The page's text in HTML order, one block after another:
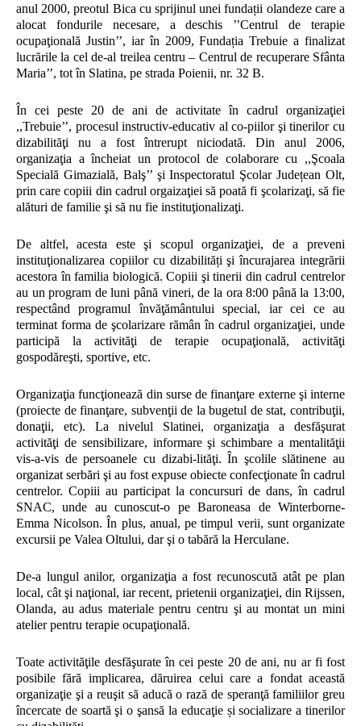
anul 2000, preotul Bica cu sprijinul unei fundații olandeze care a
alocat fondurile necesare, a deschis ’’Centrul de terapie
ocupaţională Justin’’, iar în 2009, Fundația Trebuie a finalizat
lucrările la cel de-al treilea centru – Centrul de recuperare Sfânta
Maria’’, tot în Slatina, pe strada Poienii, nr. 32 B.
În cei peste 20 de ani de activitate în cadrul organizaţiei
,,Trebuie’’, procesul instructiv-educativ al co-piilor şi tinerilor cu
dizabilităţi nu a fost întrerupt niciodată. Din anul 2006,
organizaţia a încheiat un protocol de colaborare cu ,,Şcoala
Specială Gimazială, Balş’’ şi Inspectoratul Şcolar Județean Olt,
prin care copiii din cadrul orgaizaţiei să poată fi şcolarizaţi, să fie
alături de familie şi să nu fie instituţionalizaţi.
De altfel, acesta este şi scopul organizaţiei, de a preveni
instituţionalizarea copiilor cu dizabilități şi încurajarea integrării
acestora în familia biologică. Copiii şi tinerii din cadrul centrelor
au un program de luni până vineri, de la ora 8:00 până la 13:00,
respectând programul învăţământului special, iar cei ce au
terminat forma de şcolarizare rămân în cadrul organizaţiei, unde
participă la activităţi de terapie ocupaţională, activităţi
gospodăreşti, sportive, etc.
Organizaţia funcţionează din surse de finanţare externe şi interne
(proiecte de finanţare, subvenţii de la bugetul de stat, contribuţii,
donaţii, etc). La nivelul Slatinei, organizaţia a desfăşurat
activităţi de sensibilizare, informare şi schimbare a mentalităţii
vis-a-vis de persoanele cu dizabi-lităţi. În şcolile slătinene au
organizat serbări şi au fost expuse obiecte confecţionate în cadrul
centrelor. Copiii au participat la concursuri de dans, în cadrul
SNAC, unde au cunoscut-o pe Baroneasa de Winterborne-
Emma Nicolson. În plus, anual, pe timpul verii, sunt organizate
excursii pe Valea Oltului, dar şi o tabără la Herculane.
De-a lungul anilor, organizaţia a fost recunoscută atât pe plan
local, cât şi naţional, iar recent, prietenii organizaţiei, din Rijssen,
Olanda, au adus materiale pentru centru şi au montat un mini
atelier pentru terapie ocupaţională.
Toate activităţile desfăşurate în cei peste 20 de ani, nu ar fi fost
posibile fără implicarea, dăruirea celui care a fondat această
organizaţie şi a reuşit să aducă o rază de speranţă familiilor greu
încercate de soartă şi o şansă la educaţie și socializare a tinerilor